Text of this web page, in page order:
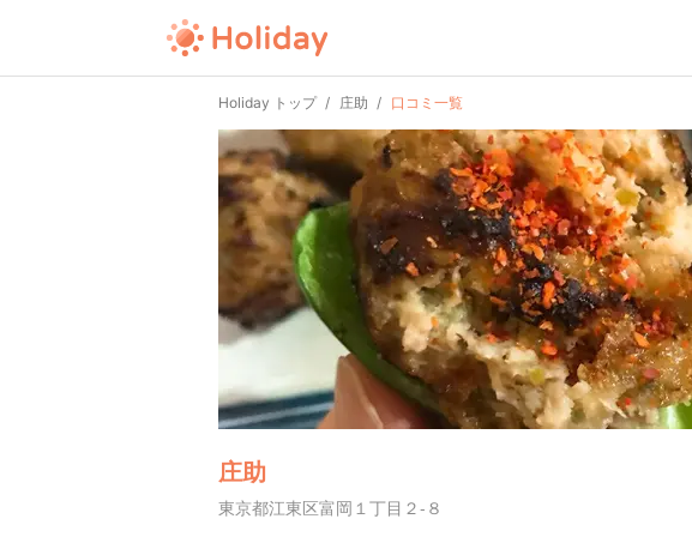
Holiday トップ 庄助 口コミ一覧
庄助
東京都江東区富岡１丁目２-８